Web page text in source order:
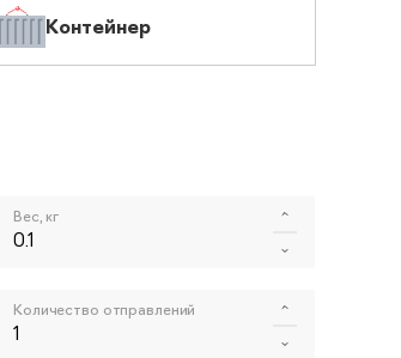
Контейнер
Вес, кг
Количество отправлений